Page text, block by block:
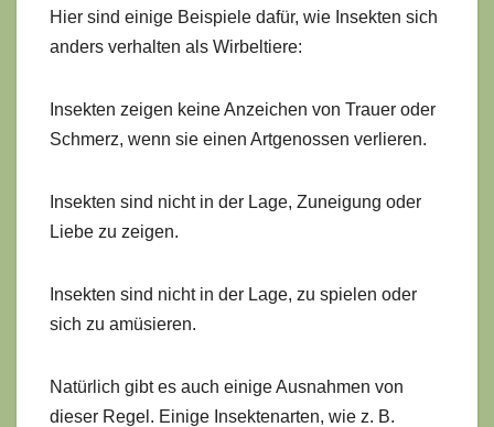
Hier sind einige Beispiele dafür, wie Insekten sich
anders verhalten als Wirbeltiere:
Insekten zeigen keine Anzeichen von Trauer oder
Schmerz, wenn sie einen Artgenossen verlieren.
Insekten sind nicht in der Lage, Zuneigung oder
Liebe zu zeigen.
Insekten sind nicht in der Lage, zu spielen oder
sich zu amüsieren.
Natürlich gibt es auch einige Ausnahmen von
dieser Regel. Einige Insektenarten, wie z. B.